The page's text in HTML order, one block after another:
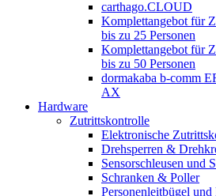
carthago.CLOUD
Komplettangebot für
bis zu 25 Personen
Komplettangebot für
bis zu 50 Personen
dormakaba b-comm
AX
Hardware
Zutrittskontrolle
Elektronische
Drehsperren &
Sensorschleusen und
Schranken & Poller
Personenleitbügel und